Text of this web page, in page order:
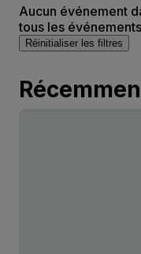
Aucun événement
tous les
Réinitialiser les filtres